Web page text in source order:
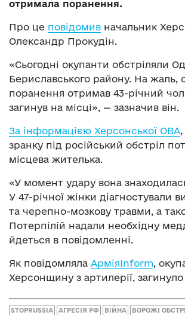
отримала поранення.
Про це повідомив начальник
Олександр Прокудін.
«Сьогодні окупанти обстріляли
Бериславського району. На жаль,
поранення отримав 43-річний
загинув на місці», — зазначив він.
За інформацією Херсонської ОВА
зранку під російський обстріл
місцева жителька.
«У момент удару вона
У 47-річної жінки діагностували
та черепно-мозкову травми, а
Потерпілій надали необхідну
йдеться в повідомленні.
Як повідомляла АрміяInform,
Херсонщину з артилерії,
STOPRUSSIA АГРЕСІЯ РФ ВІЙНА ВОРОЖІ